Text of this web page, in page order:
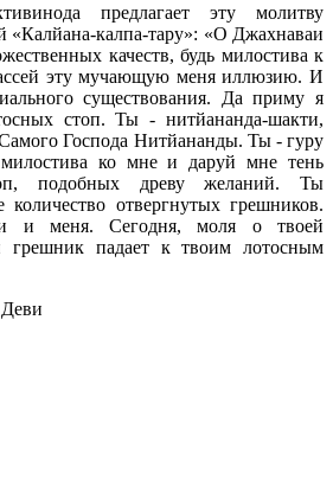
предлагает эту молитву
«Калйана-калпа-тару»: «О Джахнаваи
качеств, будь милостива к
эту мучающую меня иллюзию. И
существования. Да приму я
стоп. Ты - нитйананда-шакти,
Господа Нитйананды. Ты - гуру
ко мне и даруй мне тень
подобных древу желаний. Ты
количество отвергнутых грешников.
и меня. Сегодня, моля о твоей
грешник падает к твоим лотосным